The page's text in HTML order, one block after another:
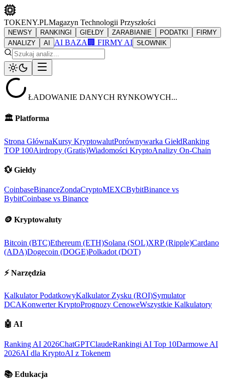
TOKENY.PLMagazyn Technologii Przyszłości
NEWSY RANKINGI GIEŁDY ZARABIANIE PODATKI
FIRMY
ANALIZY
AI AI BAZA 🏢 FIRMY AI SŁOWNIK
ŁADOWANIE DANYCH RYNKOWYCH...
🏛️ Platforma
Strona GłównaKursy KryptowalutPorównywarka GiełdRanking
TOP 100Airdropy (Gratis)Wiadomości KryptoAnalizy On-Chain
💱 Giełdy
CoinbaseBinanceZondaCryptoMEXCBybitBinance vs
BybitCoinbase vs Binance
🪙 Kryptowaluty
Bitcoin (BTC)Ethereum (ETH)Solana (SOL)XRP (Ripple)Cardano
(ADA)Dogecoin (DOGE)Polkadot (DOT)
⚡ Narzędzia
Kalkulator PodatkowyKalkulator Zysku (ROI)Symulator
DCAKonwerter KryptoPrognozy CenoweWszystkie Kalkulatory
🤖 AI
Ranking AI 2026ChatGPTClaudeRankingi AI Top 10Darmowe AI
2026AI dla KryptoAI z Tokenem
📚 Edukacja